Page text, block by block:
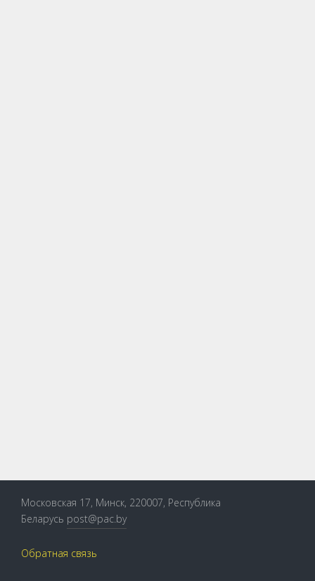
Московская 17, Минск, 220007, Республика
Беларусь post@pac.by
Обратная связь